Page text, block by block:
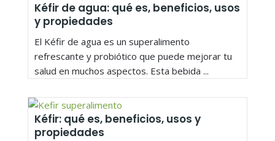
Kéfir de agua: qué es, beneficios, usos
y propiedades
El Kéfir de agua es un superalimento
refrescante y probiótico que puede mejorar tu
salud en muchos aspectos. Esta bebida ...
Kéfir: qué es, beneficios, usos y
propiedades